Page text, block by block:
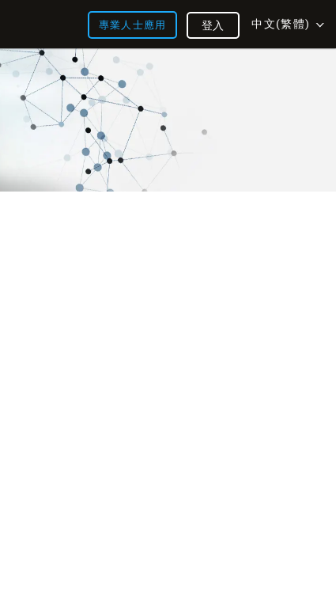
專業人士應用 中文(繁體)
登入